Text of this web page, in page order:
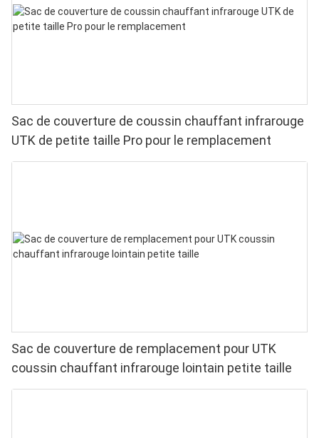
Sac de couverture de coussin chauffant infrarouge
UTK de petite taille Pro pour le remplacement
Sac de couverture de remplacement pour UTK
coussin chauffant infrarouge lointain petite taille